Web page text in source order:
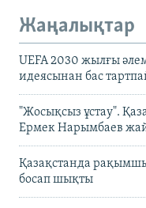
Жаңалықтар
UEFA 2030 жылғы
идеясынан бас
"Жосықсыз ұстау".
Ермек Нарымбаев
Қазақстанда
босап шықты